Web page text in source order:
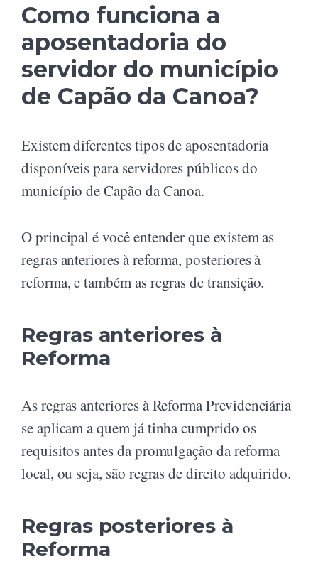
Como funciona a
aposentadoria do
servidor do município
de Capão da Canoa?
Existem diferentes tipos de aposentadoria
disponíveis para servidores públicos do
município de Capão da Canoa.
O principal é você entender que existem as
regras anteriores à reforma, posteriores à
reforma, e também as regras de transição.
Regras anteriores à
Reforma
As regras anteriores à Reforma Previdenciária
se aplicam a quem já tinha cumprido os
requisitos antes da promulgação da reforma
local, ou seja, são regras de direito adquirido.
Regras posteriores à
Reforma